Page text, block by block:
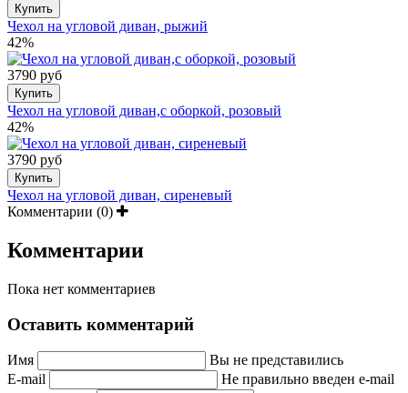
Купить
Чехол на угловой диван, рыжий
42%
3790 руб
Купить
Чехол на угловой диван,с оборкой, розовый
42%
3790 руб
Купить
Чехол на угловой диван, сиреневый
Комментарии (0)
Комментарии
Пока нет комментариев
Оставить комментарий
Имя
Вы не представились
E-mail
Не правильно введен e-mail